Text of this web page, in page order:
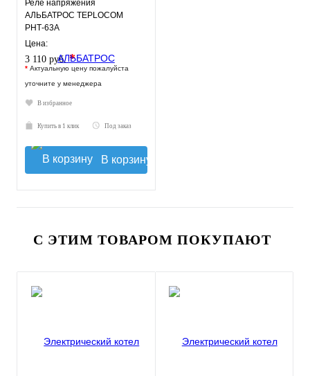
Реле напряжения
АЛЬБАТРОС TEPLOCOM
РНТ-63А
Цена:
3 110 руб.*
* Актуальную цену пожалуйста
уточните у менеджера
В избранное
Купить в 1 клик Под заказ
В корзину
С ЭТИМ ТОВАРОМ ПОКУПАЮТ